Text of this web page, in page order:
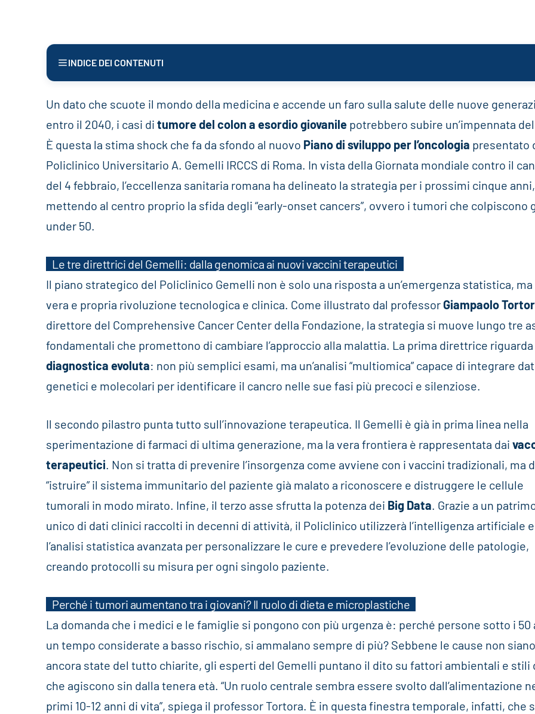
INDICE DEI CONTENUTI
Un dato che scuote il mondo della medicina e accende un faro sulla salute delle nuove
entro il 2040, i casi ditumore del colon a esordio giovanile potrebbero subire un’impennata
È questa la stima shock che fa da sfondo al nuovo Piano di sviluppo per l’oncologia presentato
Policlinico Universitario A. Gemelli IRCCS di Roma. In vista della Giornata mondiale contro il
del 4 febbraio, l’eccellenza sanitaria romana ha delineato la strategia per i prossimi cinque anni,
mettendo al centro proprio la sfida degli “early-onset cancers”, ovvero i tumori che colpiscono
under 50.
Le tre direttrici del Gemelli: dalla genomica ai nuovi vaccini terapeutici
Il piano strategico del Policlinico Gemelli non è solo una risposta a un’emergenza statistica, ma
vera e propria rivoluzione tecnologica e clinica. Come illustrato dal professor Giampaolo
direttore del Comprehensive Cancer Center della Fondazione, la strategia si muove lungo tre
fondamentali che promettono di cambiare l’approccio alla malattia. La prima direttrice riguarda
diagnostica evoluta: non più semplici esami, ma un’analisi “multiomica” capace di integrare
genetici e molecolari per identificare il cancro nelle sue fasi più precoci e silenziose.
Il secondo pilastro punta tutto sull’innovazione terapeutica. Il Gemelli è già in prima linea nella
sperimentazione di farmaci di ultima generazione, ma la vera frontiera è rappresentata dai
terapeutici. Non si tratta di prevenire l’insorgenza come avviene con i vaccini tradizionali, ma
“istruire” il sistema immunitario del paziente già malato a riconoscere e distruggere le cellule
tumorali in modo mirato. Infine, il terzo asse sfrutta la potenza dei Big Data. Grazie a un
unico di dati clinici raccolti in decenni di attività, il Policlinico utilizzerà l’intelligenza artificiale e
l’analisi statistica avanzata per personalizzare le cure e prevedere l’evoluzione delle patologie,
creando protocolli su misura per ogni singolo paziente.
Perché i tumori aumentano tra i giovani? Il ruolo di dieta e microplastiche
La domanda che i medici e le famiglie si pongono con più urgenza è: perché persone sotto i 50
un tempo considerate a basso rischio, si ammalano sempre di più? Sebbene le cause non siano
ancora state del tutto chiarite, gli esperti del Gemelli puntano il dito su fattori ambientali e stili
che agiscono sin dalla tenera età. “Un ruolo centrale sembra essere svolto dall’alimentazione
primi 10-12 anni di vita”, spiega il professor Tortora. È in questa finestra temporale, infatti, che